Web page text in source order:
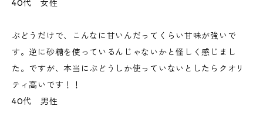
40代 女性
ぶどうだけで、こんなに甘いんだってくらい甘味が強いで
す。逆に砂糖を使っているんじゃないかと怪しく感じまし
た。ですが、本当にぶどうしか使っていないとしたらクオリ
ティ高いです！！
40代 男性